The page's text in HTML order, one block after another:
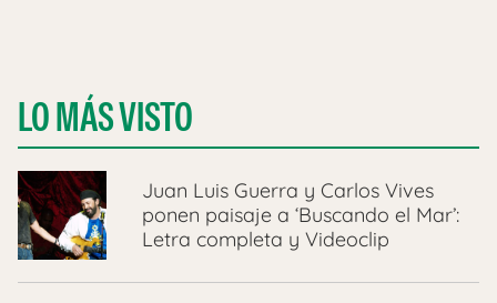
LO MÁS VISTO
Juan Luis Guerra y Carlos Vives
ponen paisaje a ‘Buscando el Mar’:
Letra completa y Videoclip